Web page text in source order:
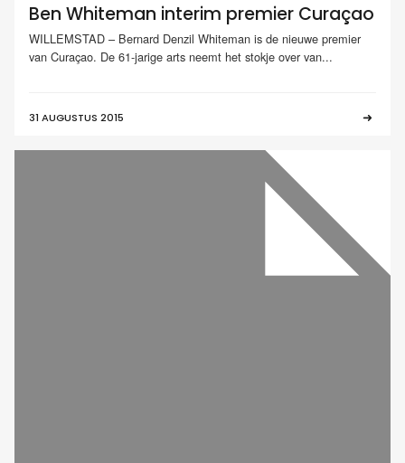
Ben Whiteman interim premier Curaçao
WILLEMSTAD – Bernard Denzil Whiteman is de nieuwe premier
van Curaçao. De 61-jarige arts neemt het stokje over van...
31 AUGUSTUS 2015